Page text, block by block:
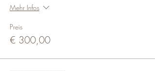
Mehr Infos
Preis
€ 300,00